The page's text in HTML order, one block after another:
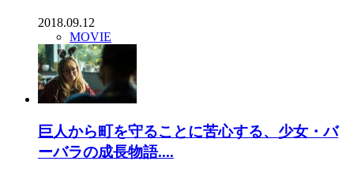
2018.09.12
MOVIE
巨人から町を守ることに苦心する、少女・バ
ーバラの成長物語....